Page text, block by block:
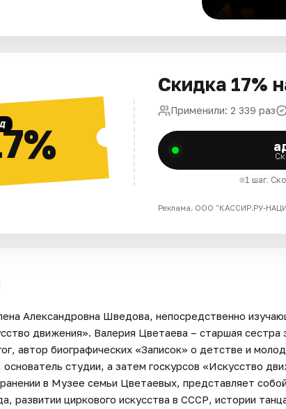
Скидка 17%
Применили: 2 339 раз
1 шаг.
Реклама. ООО "КАССИР.РУ-
Александровна Шведова, непосредственно
движения». Валерия Цветаева – старшая сестра
автор биографических «Записок» о детстве и
студии, а затем госкурсов «Искусство
в Музее семьи Цветаевых, представляет
развитии циркового искусства в СССР, истории